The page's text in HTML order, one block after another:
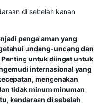
di sebelah kanan
pengalaman yang
undang-undang dan
untuk diingat untuk
internasional yang
mengenakan
tidak minum minuman
kendaraan di sebelah